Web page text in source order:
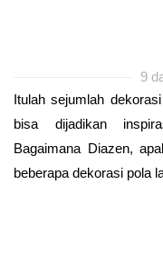
9
Itulah sejumlah
bisa dijadikan
Bagaimana Diazen,
beberapa dekorasi pola